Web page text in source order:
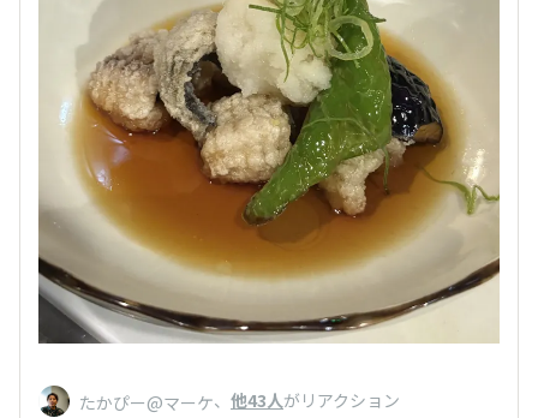
たかぴー@マーケ、 他43人がリアクション